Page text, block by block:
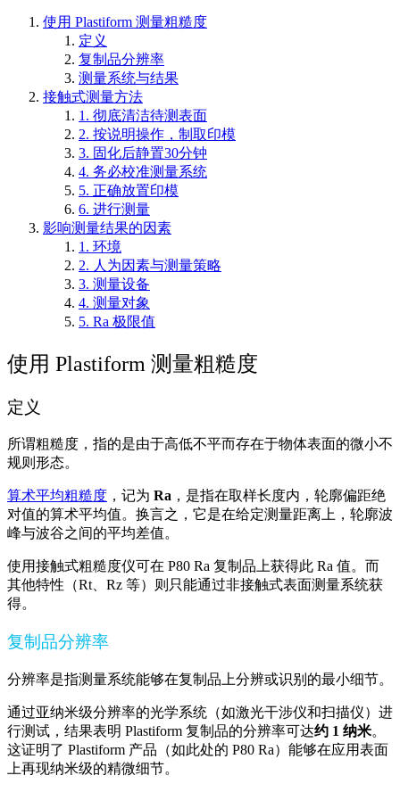
使用 Plastiform 测量粗糙度
定义
复制品分辨率
测量系统与结果
接触式测量方法
1. 彻底清洁待测表面
2. 按说明操作，制取印模
3. 固化后静置30分钟
4. 务必校准测量系统
5. 正确放置印模
6. 进行测量
影响测量结果的因素
1. 环境
2. 人为因素与测量策略
3. 测量设备
4. 测量对象
5. Ra 极限值
使用 Plastiform 测量粗糙度
定义
所谓粗糙度，指的是由于高低不平而存在于物体表面的微小不
规则形态。
算术平均粗糙度 ，记为 Ra ，是指在取样长度内，轮廓偏距绝
对值的算术平均值。换言之，它是在给定测量距离上，轮廓波
峰与波谷之间的平均差值。
使用接触式粗糙度仪可在 P80 Ra 复制品上获得此 Ra 值。而
其他特性（Rt、Rz 等）则只能通过非接触式表面测量系统获
得。
复制品分辨率
分辨率是指测量系统能够在复制品上分辨或识别的最小细节。
通过亚纳米级分辨率的光学系统（如激光干涉仪和扫描仪）进
行测试，结果表明 Plastiform 复制品的分辨率可达约 1 纳米。
这证明了 Plastiform 产品（如此处的 P80 Ra）能够在应用表面
上再现纳米级的精微细节。